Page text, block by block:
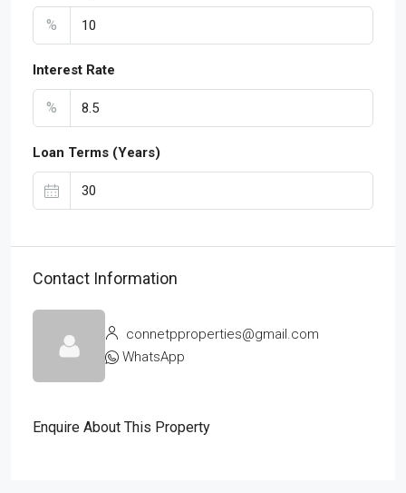
%
Interest Rate
%
Loan Terms (Years)
Contact Information
connetpproperties@gmail.com
WhatsApp
Enquire About This Property